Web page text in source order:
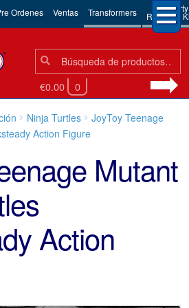
Ordenes Ventas Transformers 3rd Party
Robots &
Búsqueda:
Búsqueda
€0.00 0
Ninja Turtles
JoyToy Teenage
Action Figure
Mutant
Action